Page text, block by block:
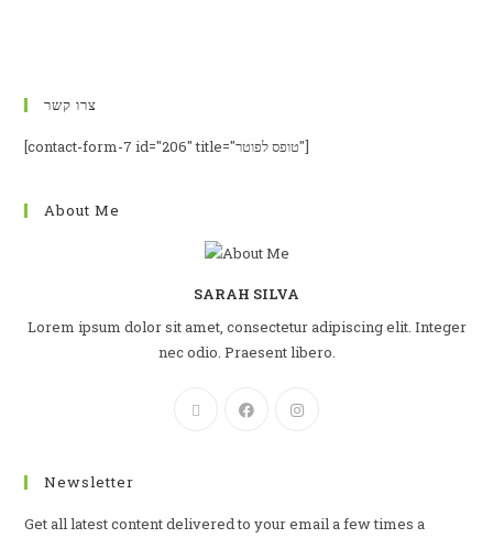
צרו קשר
[contact-form-7 id="206" title="טופס לפוטר"]
About Me
SARAH SILVA
Lorem ipsum dolor sit amet, consectetur adipiscing elit. Integer
nec odio. Praesent libero.
Newsletter
Get all latest content delivered to your email a few times a